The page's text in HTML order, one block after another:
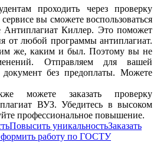
проходить через проверку
вы сможете воспользоваться
Антиплагиат Киллер. Это поможет
от любой программы антиплагиат.
же, каким и был. Поэтому вы не
Отправляем для вашей
документ без предоплаты. Можете
можете заказать проверку
ВУЗ. Убедитесь в высоком
профессиональное повышение.
Повысить уникальностьЗаказать
работу по ГОСТУ